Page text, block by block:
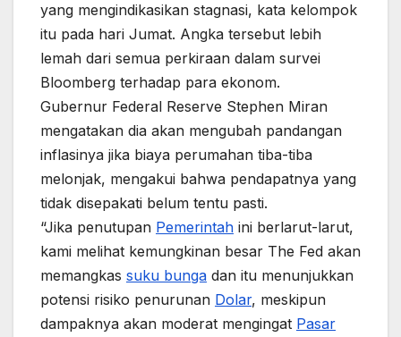
yang mengindikasikan stagnasi, kata kelompok
itu pada hari Jumat. Angka tersebut lebih
lemah dari semua perkiraan dalam survei
Bloomberg terhadap para ekonom.
Gubernur Federal Reserve Stephen Miran
mengatakan dia akan mengubah pandangan
inflasinya jika biaya perumahan tiba-tiba
melonjak, mengakui bahwa pendapatnya yang
tidak disepakati belum tentu pasti.
“Jika penutupan Pemerintah ini berlarut-larut,
kami melihat kemungkinan besar The Fed akan
memangkas suku bunga dan itu menunjukkan
potensi risiko penurunan Dolar, meskipun
dampaknya akan moderat mengingat Pasar